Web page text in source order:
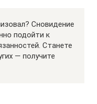
Сновидение
подойти к
Станете
— получите